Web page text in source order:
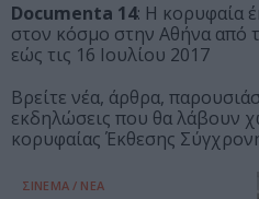
Documenta 14: Η κορυφαία
στον κόσμο στην Αθήνα από
εώς τις 16 Ιουλίου 2017
Βρείτε νέα, άρθρα,
εκδηλώσεις που θα λάβουν
κορυφαίας Έκθεσης
ΣΙΝΕΜΑ / ΝΕΑ